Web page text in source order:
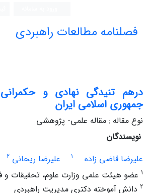
فصلنامه مطالعات راهبردی
درهم ‏تنیدگی نهادی و
جمهوری اسلامی ایران
نوع مقاله : مقاله علمی- پژوهشی
نویسندگان
علیرضا قاضی زاده
1 علیرضا ریحانی 2
1 عضو هیئت علمی وزارت علوم، تحقیقات و
2 دانش آموخته دکتری مدیریت راهبردی